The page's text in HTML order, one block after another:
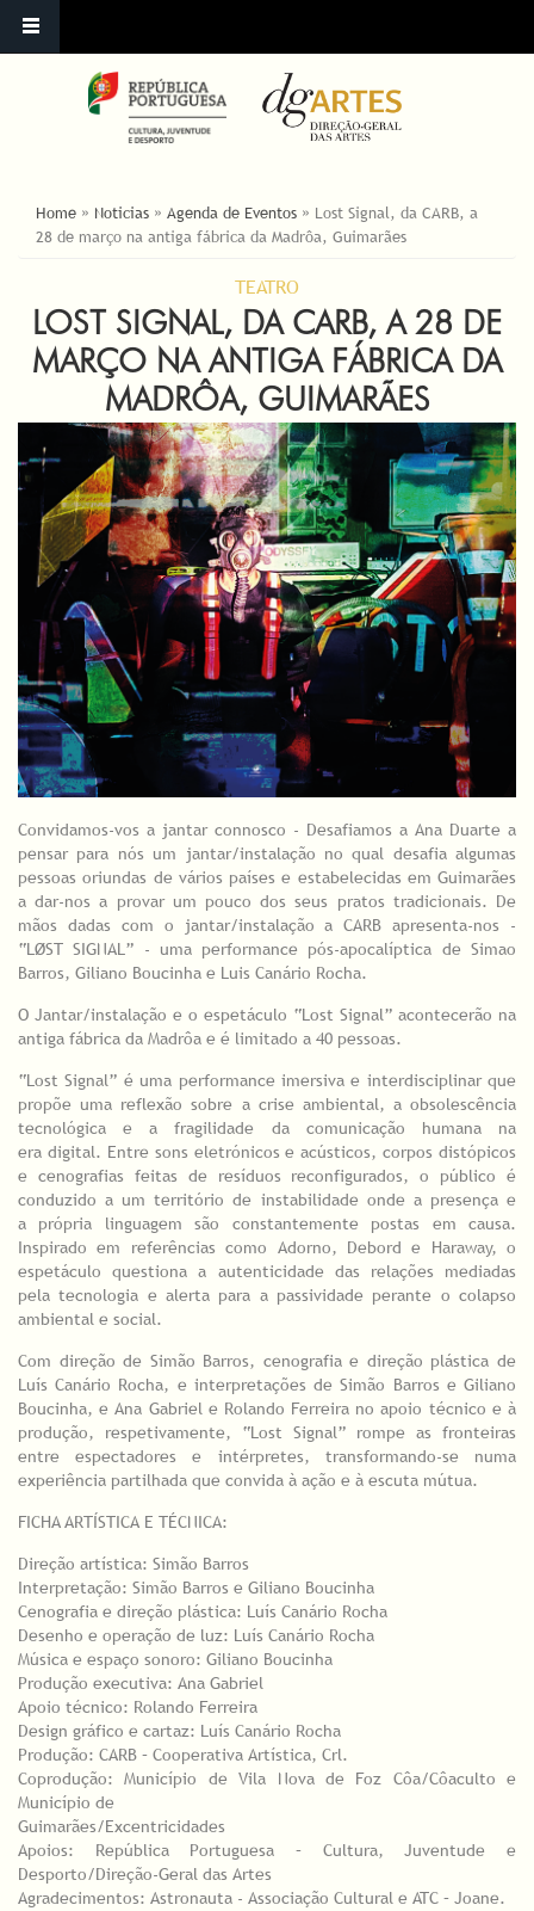
YOU ARE HERE
Home » Noticias » Agenda de Eventos » Lost Signal, da CARB, a
28 de março na antiga fábrica da Madrôa, Guimarães
TEATRO
LOST SIGNAL, DA CARB, A 28 DE
MARÇO NA ANTIGA FÁBRICA DA
MADRÔA, GUIMARÃES
Convidamos-vos a jantar connosco - Desafiamos a Ana Duarte a
pensar para nós um jantar/instalação no qual desafia algumas
pessoas oriundas de vários países e estabelecidas em Guimarães
a dar-nos a provar um pouco dos seus pratos tradicionais. De
mãos dadas com o jantar/instalação a CARB apresenta-nos -
“LØST SIGNAL” - uma performance pós-apocalíptica de Simao
Barros, Giliano Boucinha e Luis Canário Rocha.
O Jantar/instalação e o espetáculo “Lost Signal” acontecerão na
antiga fábrica da Madrôa e é limitado a 40 pessoas.
“Lost Signal” é uma performance imersiva e interdisciplinar que
propõe uma reflexão sobre a crise ambiental, a obsolescência
tecnológica e a fragilidade da comunicação humana na
era digital. Entre sons eletrónicos e acústicos, corpos distópicos
e cenografias feitas de resíduos reconfigurados, o público é
conduzido a um território de instabilidade onde a presença e
a própria linguagem são constantemente postas em causa.
Inspirado em referências como Adorno, Debord e Haraway, o
espetáculo questiona a autenticidade das relações mediadas
pela tecnologia e alerta para a passividade perante o colapso
ambiental e social.
Com direção de Simão Barros, cenografia e direção plástica de
Luís Canário Rocha, e interpretações de Simão Barros e Giliano
Boucinha, e Ana Gabriel e Rolando Ferreira no apoio técnico e à
produção, respetivamente, “Lost Signal” rompe as fronteiras
entre espectadores e intérpretes, transformando-se numa
experiência partilhada que convida à ação e à escuta mútua.
FICHA ARTÍSTICA E TÉCNICA:
Direção artística: Simão Barros
Interpretação: Simão Barros e Giliano Boucinha
Cenografia e direção plástica: Luís Canário Rocha
Desenho e operação de luz: Luís Canário Rocha
Música e espaço sonoro: Giliano Boucinha
Produção executiva: Ana Gabriel
Apoio técnico: Rolando Ferreira
Design gráfico e cartaz: Luís Canário Rocha
Produção: CARB – Cooperativa Artística, Crl.
Coprodução: Município de Vila Nova de Foz Côa/Côaculto e
Município de
Guimarães/Excentricidades
Apoios: República Portuguesa – Cultura, Juventude e
Desporto/Direção-Geral das Artes
Agradecimentos: Astronauta - Associação Cultural e ATC – Joane.